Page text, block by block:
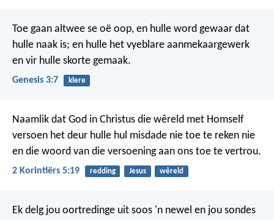
Toe gaan altwee se oë oop, en hulle word gewaar dat
hulle naak is; en hulle het vyeblare aanmekaargewerk
en vir hulle skorte gemaak.
Genesis 3:7 klere
Naamlik dat God in Christus die wêreld met Homself
versoen het deur hulle hul misdade nie toe te reken nie
en die woord van die versoening aan ons toe te vertrou.
2 Korintiërs 5:19 redding Jesus wêreld
Ek delg jou oortredinge uit soos 'n newel en jou sondes